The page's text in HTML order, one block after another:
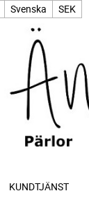
Svenska SEK
KUNDTJÄNST